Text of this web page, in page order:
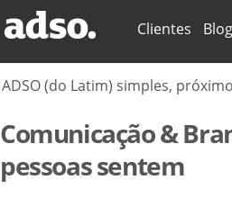
Secções
Clientes Blog
ADSO (do Latim) simples,
Comunicação &
pessoas sentem